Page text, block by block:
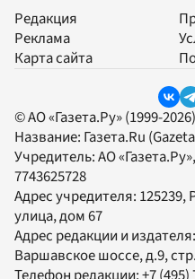
Редакция
Реклама
Карта сайта
© АО «Газета.Ру» (1999-
Название: Газета.Ru
Учредитель:АО «Газета.Ру»
7743625728
Адрес учредителя:
улица, дом 67
Адрес редакции и издателя:
Варшавское шоссе, д.9,